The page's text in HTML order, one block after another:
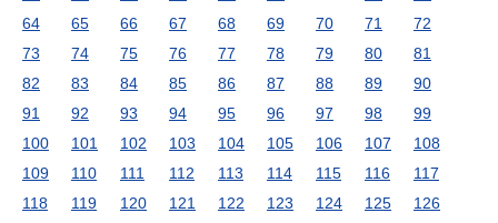
64
65 66 67 68 69 70 71
72
73
74 75 76 77 78 79 80
81
82
83 84 85 86 87 88 89
90
91
92 93 94 95 96 97 98
99
100
101 102 103 104 105 106 107
108
109
110 111 112 113 114 115 116
117
118
119 120 121 122 123 124 125
126